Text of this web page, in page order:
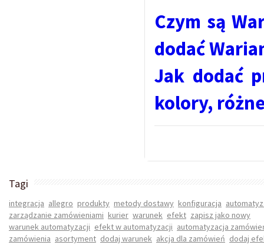
Czym są
dodać
Jak dodać
kolory,
Tagi
integracja allegro produkty metody dostawy konfiguracja
zarządzanie zamówieniami kurier warunek efekt zapisz jako nowy
warunek automatyzacji efekt w automatyzacji automatyzacja
zamówienia asortyment dodaj warunek akcja dla zamówień dodaj